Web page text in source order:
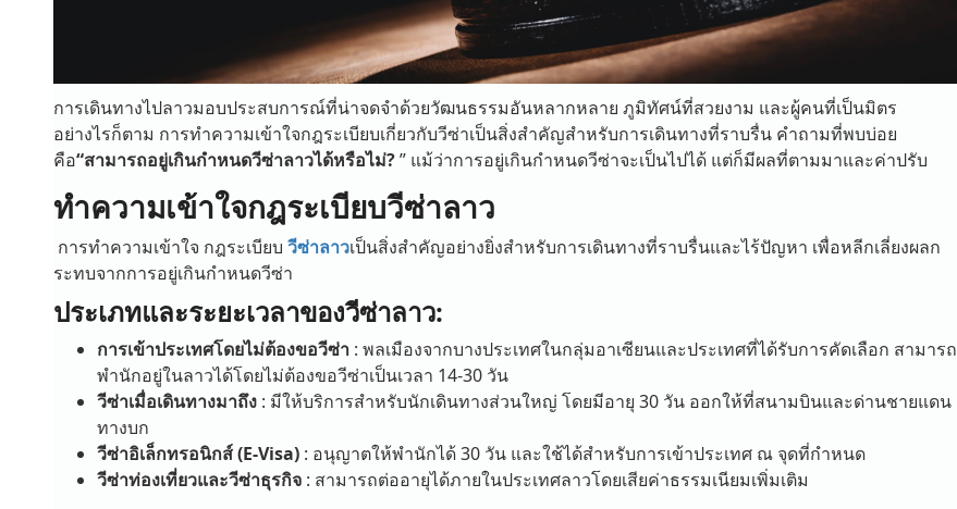
การเดินทางไปลาวมอบประสบการณ์ที่น่าจดจำด้วยวัฒนธรรมอันหลากหลาย ภูมิทัศน์ที่สวยงาม และผู้คนที่เป็นมิตร
อย่างไรก็ตาม การทำความเข้าใจกฎระเบียบเกี่ยวกับวีซ่าเป็นสิ่งสำคัญสำหรับการเดินทางที่ราบรื่น คำถามที่พบบ่อย
คือ“สามารถอยู่เกินกำหนดวีซ่าลาวได้หรือไม่?” แม้ว่าการอยู่เกินกำหนดวีซ่าจะเป็นไปได้ แต่ก็มีผลที่ตามมาและค่าปรับ
ทำความเข้าใจกฎระเบียบวีซ่าลาว
การทำความเข้าใจ กฎระเบียบ วีซ่าลาวเป็นสิ่งสำคัญอย่างยิ่งสำหรับการเดินทางที่ราบรื่นและไร้ปัญหา เพื่อหลีกเลี่ยงผลก
ระทบจากการอยู่เกินกำหนดวีซ่า
ประเภทและระยะเวลาของวีซ่าลาว:
การเข้าประเทศโดยไม่ต้องขอวีซ่า: พลเมืองจากบางประเทศในกลุ่มอาเซียนและประเทศที่ได้รับการคัดเลือก สามารถ
พำนักอยู่ในลาวได้โดยไม่ต้องขอวีซ่าเป็นเวลา 14-30 วัน
วีซ่าเมื่อเดินทางมาถึง: มีให้บริการสำหรับนักเดินทางส่วนใหญ่ โดยมีอายุ 30 วัน ออกให้ที่สนามบินและด่านชายแดน
ทางบก
วีซ่าอิเล็กทรอนิกส์ (E-Visa): อนุญาตให้พำนักได้ 30 วัน และใช้ได้สำหรับการเข้าประเทศ ณ จุดที่กำหนด
วีซ่าท่องเที่ยวและวีซ่าธุรกิจ: สามารถต่ออายุได้ภายในประเทศลาวโดยเสียค่าธรรมเนียมเพิ่มเติม